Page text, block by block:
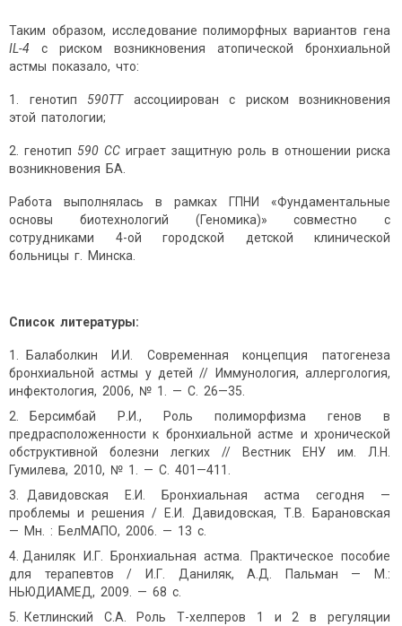
Таким образом, исследование полиморфных вариантов гена
IL-4 c риском возникновения атопической бронхиальной
астмы показало, что:
1. генотип 590ТТассоциирован с риском возникновения
этой патологии;
2. генотип 590 СС играет защитную роль в отношении риска
возникновения БА.
Работа выполнялась в рамках ГПНИ «Фундаментальные
основы биотехнологий (Геномика)» совместно с
сотрудниками 4-ой городской детской клинической
больницы г. Минска.
Список литературы:
Балаболкин И.И. Современная концепция патогенеза
бронхиальной астмы у детей // Иммунология, аллергология,
инфектология, 2006, № 1. — С. 26—35.
Берсимбай Р.И., Роль полиморфизма генов в
предрасположенности к бронхиальной астме и хронической
обструктивной болезни легких // Вестник ЕНУ им. Л.Н.
Гумилева, 2010, № 1. — С. 401—411.
Давидовская Е.И. Бронхиальная астма сегодня —
проблемы и решения / Е.И. Давидовская, Т.В. Барановская
— Мн. : БелМАПО, 2006. — 13 с.
Даниляк И.Г. Бронхиальная астма. Практическое пособие
для терапевтов / И.Г. Даниляк, А.Д. Пальман — М.:
НЬЮДИАМЕД, 2009. — 68 с.
Кетлинский С.А. Роль Т-хелперов 1 и 2 в регуляции